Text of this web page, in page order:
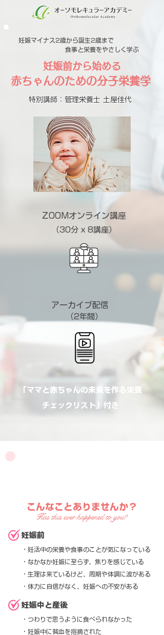
妊娠マイナス2歳から誕生2歳まで
食事と栄養をやさしく学ぶ
妊娠前から始める
赤ちゃんのための分子栄養学
特別講師：管理栄養士 土屋佳代
ZOOMオンライン講座
（30分 x 8講座）
アーカイブ配信
（2年間）
「ママと赤ちゃんの未来を作る栄養
チェックリスト」付き
こんなことありませんか？
Has this ever happened to you?
妊娠前
・妊活中の栄養や食事のことが気になっている
・なかなか妊娠に至らず、焦りを感じている
・生理は来ているけど、周期や体調に波がある
・体力に自信がなく、妊娠への不安がある
妊娠中と産後
・つわりで思うように食べられなかった
・妊娠中に貧血を指摘された